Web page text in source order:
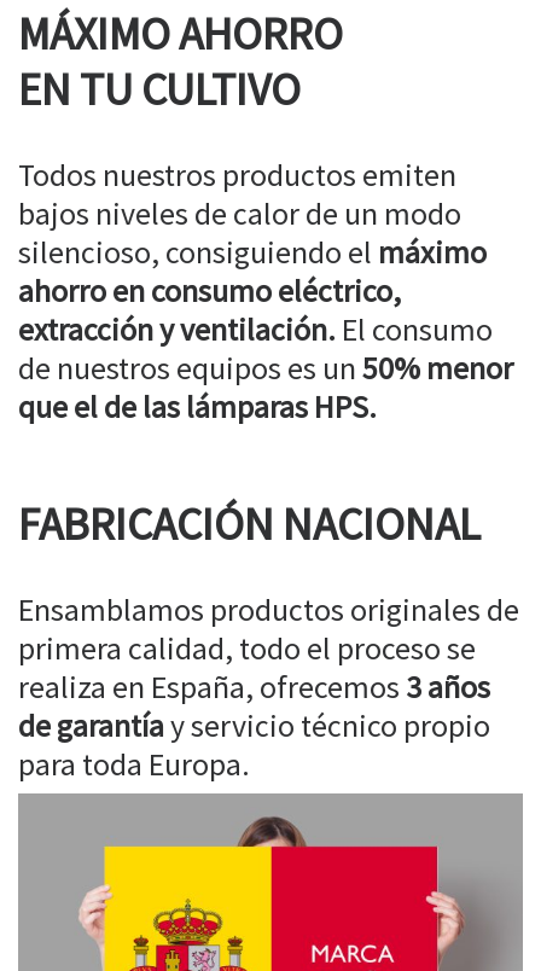
MÁXIMO AHORRO
EN TU CULTIVO
Todos nuestros productos emiten
bajos niveles de calor de un modo
silencioso, consiguiendo el máximo
ahorro en consumo eléctrico,
extracción y ventilación. El consumo
de nuestros equipos es un50% menor
que el de las lámparas HPS.
FABRICACIÓN NACIONAL
Ensamblamos productos originales de
primera calidad, todo el proceso se
realiza en España, ofrecemos 3 años
de garantíay servicio técnico propio
para toda Europa.